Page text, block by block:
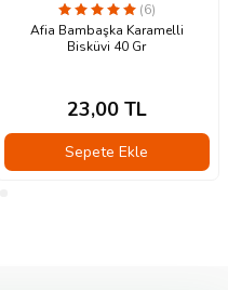
(6)
Afia Bambaşka Karamelli
Bisküvi 40 Gr
23,00TL
Sepete Ekle